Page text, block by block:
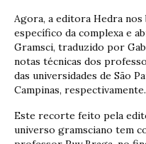
Agora, a editora Hedra
específico da complexa e
Gramsci, traduzido por
notas técnicas dos
das universidades de São
Campinas, respectivamente.
Este recorte feito pela
universo gramsciano tem